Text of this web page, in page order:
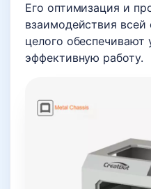
Его оптимизация и
взаимодействия всей
целого обеспечивают
эффективную работу.